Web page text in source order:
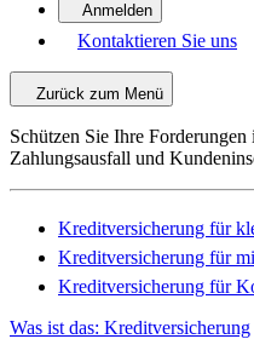
Anmelden
Kontaktieren Sie uns
Zurück zum Menü
Schützen Sie Ihre
Zahlungsausfall und
Kreditversicherung für
Kreditversicherung für
Kreditversicherung für
Was ist das: Kreditversicherung